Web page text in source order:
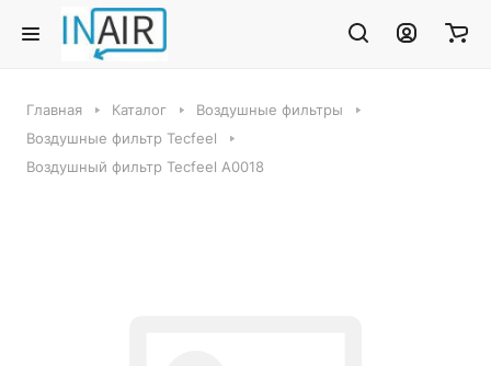
Главная Каталог
Воздушные фильтры
Воздушные фильтр Tecfeel
Воздушный фильтр Tecfeel A0018